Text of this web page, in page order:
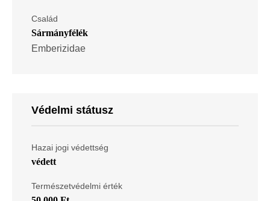
Család
Sármányfélék
Emberizidae
Védelmi státusz
Hazai jogi védettség
védett
Természetvédelmi érték